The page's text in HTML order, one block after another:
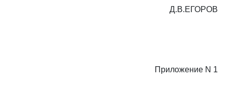
Д.В.ЕГОРОВ
Приложение N 1